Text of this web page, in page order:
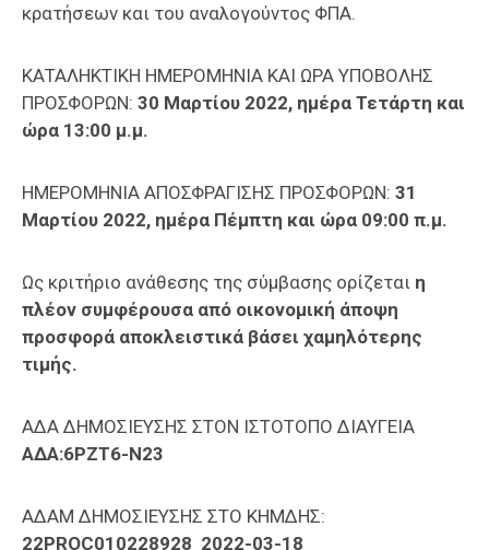
κρατήσεων και του αναλογούντος ΦΠΑ.
ΚΑΤΑΛΗΚΤΙΚΗ ΗΜΕΡΟΜΗΝΙΑ ΚΑΙ ΩΡΑ ΥΠΟΒΟΛΗΣ
ΠΡΟΣΦΟΡΩΝ: 30 Μαρτίου 2022, ημέρα Τετάρτη και
ώρα 13:00 μ.μ.
ΗΜΕΡΟΜΗΝΙΑ ΑΠΟΣΦΡΑΓΙΣΗΣ ΠΡΟΣΦΟΡΩΝ: 31
Μαρτίου 2022, ημέρα Πέμπτη και ώρα 09:00 π.μ.
Ως κριτήριο ανάθεσης της σύμβασης ορίζεται η
πλέον συμφέρουσα από οικονομική άποψη
προσφορά αποκλειστικά βάσει χαμηλότερης
τιμής.
ΑΔΑ ΔΗΜΟΣΙΕΥΣΗΣ ΣΤΟN ΙΣΤΟΤΟΠΟ ΔΙΑΥΓΕΙΑ
ΑΔΑ:6PZT6-N23
ΑΔΑΜ ΔΗΜΟΣΙΕΥΣΗΣ ΣΤΟ ΚΗΜΔΗΣ:
22PROC010228928 2022-03-18